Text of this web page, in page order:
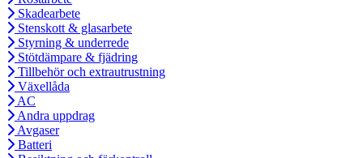
Skadearbete
Stenskott & glasarbete
Styrning & underrede
Stötdämpare & fjädring
Tillbehör och extrautrustning
Växellåda
AC
Andra uppdrag
Avgaser
Batteri